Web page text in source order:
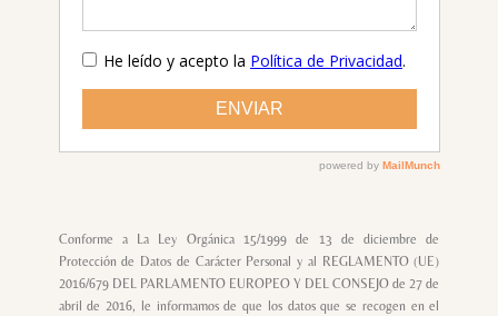
Conforme a La Ley Orgánica 15/1999 de 13 de diciembre de
Protección de Datos de Carácter Personal y al REGLAMENTO (UE)
2016/679 DEL PARLAMENTO EUROPEO Y DEL CONSEJO de 27 de
abril de 2016, le informamos de que los datos que se recogen en el